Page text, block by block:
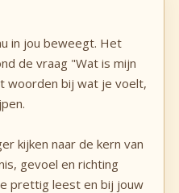
in jou beweegt. Het
de vraag "Wat is mijn
woorden bij wat je voelt,
kijken naar de kern van
gevoel en richting
prettig leest en bij jouw